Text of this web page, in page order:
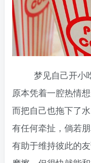
梦见自己开小吃
原本凭着一腔热情
而把自己也拖下了
有任何牵扯，倘若
有助于维持彼此的